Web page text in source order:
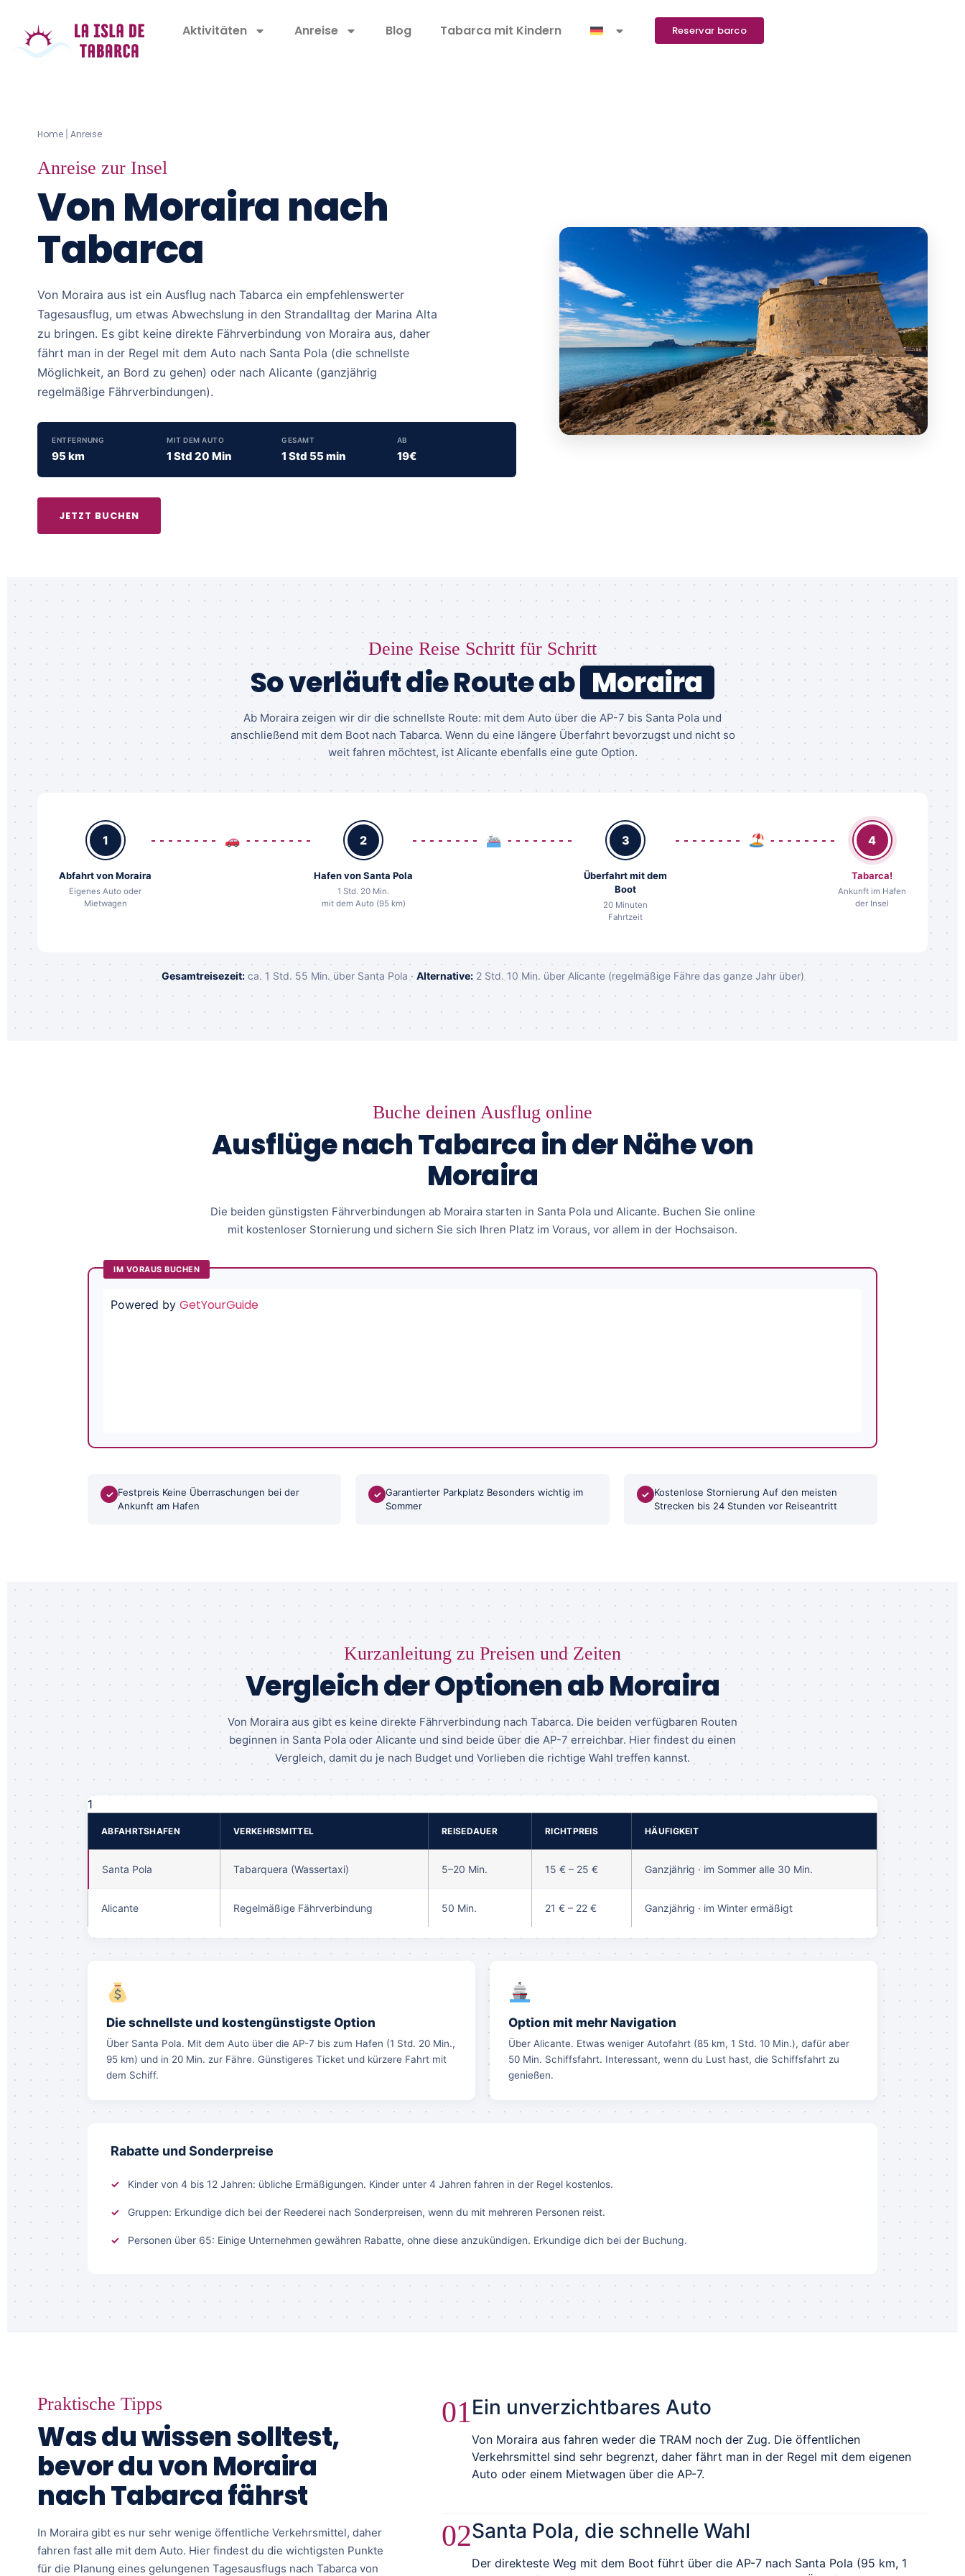
Aktivitäten Anreise Blog Tabarca mit Kindern Reservar barco
Home Anreise
Anreise zur Insel
Von Moraira nach
Tabarca
Von Moraira aus ist ein Ausflug nach Tabarca ein empfehlenswerter
Tagesausflug, um etwas Abwechslung in den Strandalltag der Marina Alta
zu bringen. Es gibt keine direkte Fährverbindung von Moraira aus, daher
fährt man in der Regel mit dem Auto nach Santa Pola (die schnellste
Möglichkeit, an Bord zu gehen) oder nach Alicante (ganzjährig
regelmäßige Fährverbindungen).
ENTFERNUNG
95 km
MIT DEM AUTO
1 Std 20 Min
GESAMT
1 Std 55 min
AB
19€
JETZT BUCHEN
Deine Reise Schritt für Schritt
So verläuft die Route ab Moraira
Ab Moraira zeigen wir dir die schnellste Route: mit dem Auto über die AP-7 bis Santa Pola und
anschließend mit dem Boot nach Tabarca. Wenn du eine längere Überfahrt bevorzugst und nicht so
weit fahren möchtest, ist Alicante ebenfalls eine gute Option.
1
Abfahrt von Moraira
Eigenes Auto oder
Mietwagen
2
Hafen von Santa Pola
1 Std. 20 Min.
mit dem Auto (95 km)
3
Überfahrt mit dem
Boot
20 Minuten
Fahrtzeit
4
Tabarca!
Ankunft im Hafen
der Insel
Gesamtreisezeit:ca. 1 Std. 55 Min. über Santa Pola · Alternative:2 Std. 10 Min. über Alicante (regelmäßige Fähre das ganze Jahr über)
Buche deinen Ausflug online
Ausflüge nach Tabarca in der Nähe von
Moraira
Die beiden günstigsten Fährverbindungen ab Moraira starten in Santa Pola und Alicante. Buchen Sie online
mit kostenloser Stornierung und sichern Sie sich Ihren Platz im Voraus, vor allem in der Hochsaison.
IM VORAUS BUCHEN
Powered by GetYourGuide
✓ Festpreis Keine Überraschungen bei der
Ankunft am Hafen
✓ Garantierter Parkplatz Besonders wichtig im
Sommer
✓ Kostenlose Stornierung Auf den meisten
Strecken bis 24 Stunden vor Reiseantritt
Kurzanleitung zu Preisen und Zeiten
Vergleich der Optionen ab Moraira
Von Moraira aus gibt es keine direkte Fährverbindung nach Tabarca. Die beiden verfügbaren Routen
beginnen in Santa Pola oder Alicante und sind beide über die AP-7 erreichbar. Hier findest du einen
Vergleich, damit du je nach Budget und Vorlieben die richtige Wahl treffen kannst.
1
ABFAHRTSHAFEN VERKEHRSMITTEL REISEDAUER RICHTPREIS HÄUFIGKEIT
Santa Pola Tabarquera (Wassertaxi) 5–20 Min. 15 € – 25 € Ganzjährig · im Sommer alle 30 Min.
Alicante Regelmäßige Fährverbindung 50 Min. 21 € – 22 € Ganzjährig · im Winter ermäßigt
Die schnellste und kostengünstigste Option
Über Santa Pola. Mit dem Auto über die AP-7 bis zum Hafen (1 Std. 20 Min.,
95 km) und in 20 Min. zur Fähre. Günstigeres Ticket und kürzere Fahrt mit
dem Schiff.
Option mit mehr Navigation
Über Alicante. Etwas weniger Autofahrt (85 km, 1 Std. 10 Min.), dafür aber
50 Min. Schiffsfahrt. Interessant, wenn du Lust hast, die Schiffsfahrt zu
genießen.
Rabatte und Sonderpreise
Kinder von 4 bis 12 Jahren: übliche Ermäßigungen. Kinder unter 4 Jahren fahren in der Regel kostenlos.
Gruppen: Erkundige dich bei der Reederei nach Sonderpreisen, wenn du mit mehreren Personen reist.
Personen über 65: Einige Unternehmen gewähren Rabatte, ohne diese anzukündigen. Erkundige dich bei der Buchung.
Praktische Tipps
Was du wissen solltest,
bevor du von Moraira
nach Tabarca fährst
In Moraira gibt es nur sehr wenige öffentliche Verkehrsmittel, daher
fahren fast alle mit dem Auto. Hier findest du die wichtigsten Punkte
für die Planung eines gelungenen Tagesausflugs nach Tabarca von
01Ein unverzichtbares Auto
Von Moraira aus fahren weder die TRAM noch der Zug. Die öffentlichen
Verkehrsmittel sind sehr begrenzt, daher fährt man in der Regel mit dem eigenen
Auto oder einem Mietwagen über die AP-7.
02Santa Pola, die schnelle Wahl
Der direkteste Weg mit dem Boot führt über die AP-7 nach Santa Pola (95 km, 1